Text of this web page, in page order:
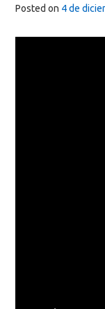
Posted on 4 de